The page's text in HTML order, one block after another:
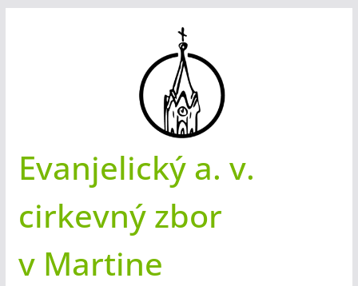
Evanjelický a. v.
cirkevný zbor
v Martine